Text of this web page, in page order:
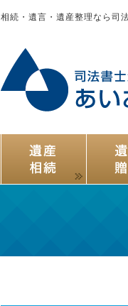
相続・遺言・遺産整理なら司